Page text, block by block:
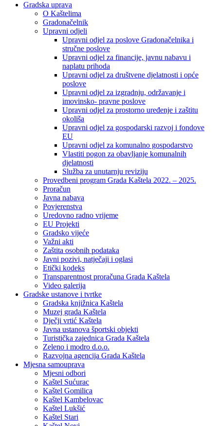
Gradska uprava
O Kaštelima
Gradonačelnik
Upravni odjeli
Upravni odjel za poslove Gradonačelnika i
stručne poslove
Upravni odjel za financije, javnu nabavu i
naplatu prihoda
Upravni odjel za društvene djelatnosti i opće
poslove
Upravni odjel za izgradnju, održavanje i
imovinsko- pravne poslove
Upravni odjel za prostorno uređenje i zaštitu
okoliša
Upravni odjel za gospodarski razvoj i fondove
EU
Upravni odjel za komunalno gospodarstvo
Vlastiti pogon za obavljanje komunalnih
djelatnosti
Služba za unutarnju reviziju
Provedbeni program Grada Kaštela 2022. – 2025.
Proračun
Javna nabava
Povjerenstva
Uredovno radno vrijeme
EU Projekti
Gradsko vijeće
Važni akti
Zaštita osobnih podataka
Javni pozivi, natječaji i oglasi
Etički kodeks
Transparentnost proračuna Grada Kaštela
Video galerija
Gradske ustanove i tvrtke
Gradska knjižnica Kaštela
Muzej grada Kaštela
Dječji vrtić Kaštela
Javna ustanova športski objekti
Turistička zajednica Grada Kaštela
Zeleno i modro d.o.o.
Razvojna agencija Grada Kaštela
Mjesna samouprava
Mjesni odbori
Kaštel Sućurac
Kaštel Gomilica
Kaštel Kambelovac
Kaštel Lukšić
Kaštel Stari